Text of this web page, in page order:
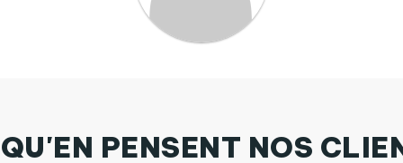
PENSENT NOS